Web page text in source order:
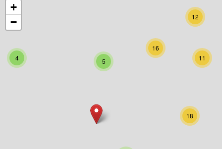
Kärnten
Oberösterreich
Salzburg
5
12
16
11
18
4
+
−